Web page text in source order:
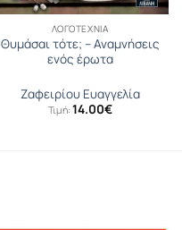
ΛΟΓΟΤΕΧΝΊΑ
Θυμάσαι τότε; – Αναμνήσεις
ενός έρωτα
Ζαφειρίου Ευαγγελία
Τιμή: 14.00€